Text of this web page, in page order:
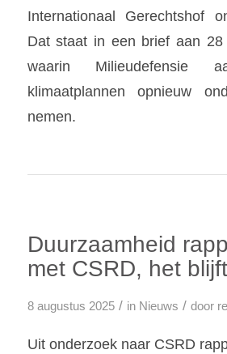
Internationaal Gerechtshof
Dat staat in een brief aan 28
waarin Milieudefensie
klimaatplannen opnieuw
nemen.
Duurzaamheid
met CSRD, het
8 augustus 2025 / in Nieuws / door
Uit onderzoek naar CSRD